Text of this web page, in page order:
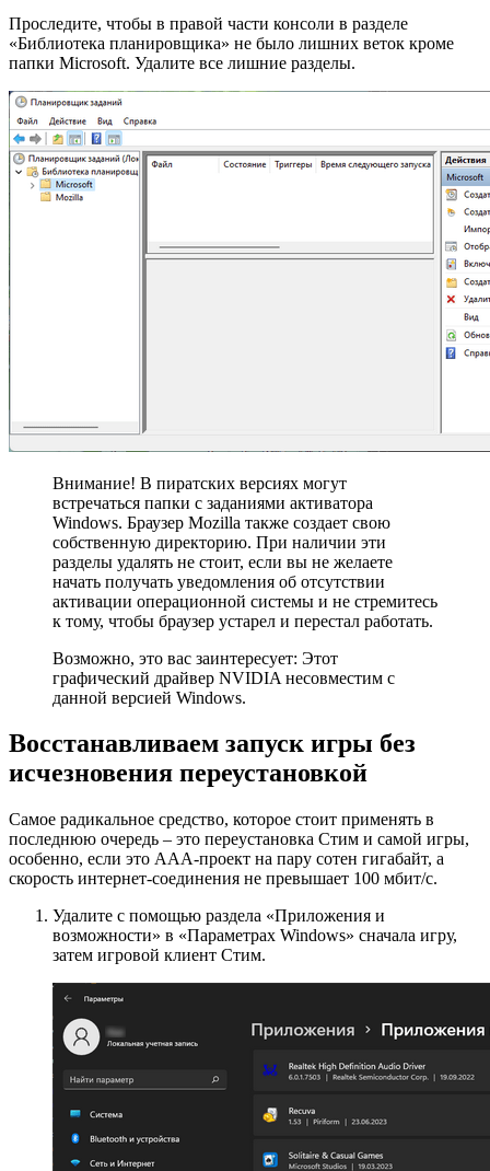
Проследите, чтобы в правой части консоли в разделе
«Библиотека планировщика» не было лишних веток кроме
папки Microsoft. Удалите все лишние разделы.
Внимание! В пиратских версиях могут
встречаться папки с заданиями активатора
Windows. Браузер Mozilla также создает свою
собственную директорию. При наличии эти
разделы удалять не стоит, если вы не желаете
начать получать уведомления об отсутствии
активации операционной системы и не стремитесь
к тому, чтобы браузер устарел и перестал работать.
Возможно, это вас заинтересует: Этот
графический драйвер NVIDIA несовместим с
данной версией Windows.
Восстанавливаем запуск игры без
исчезновения переустановкой
Самое радикальное средство, которое стоит применять в
последнюю очередь – это переустановка Стим и самой игры,
особенно, если это ААА-проект на пару сотен гигабайт, а
скорость интернет-соединения не превышает 100 мбит/с.
Удалите с помощью раздела «Приложения и
возможности» в «Параметрах Windows» сначала игру,
затем игровой клиент Стим.